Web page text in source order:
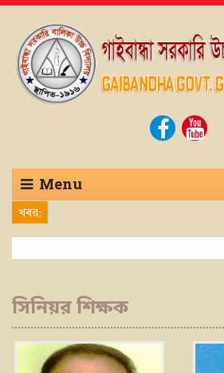
Menu
খবর:
সিনিয়র শিক্ষক